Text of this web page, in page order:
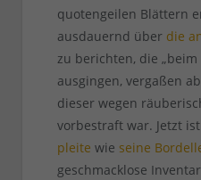
quotengeilen Blättern
ausdauernd über die
zu berichten, die
ausgingen, vergaßen
dieser wegen
vorbestraft war. Jetzt
pleite wie seine
geschmacklose